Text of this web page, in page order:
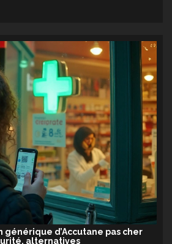
générique d’Accutane pas cher
alternatives